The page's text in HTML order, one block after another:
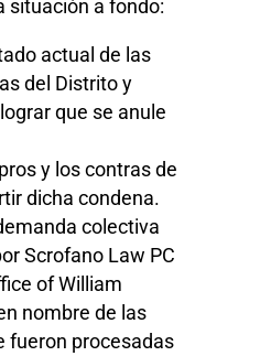
situación a fondo:
actual de las
del Distrito y
que se anule
y los contras de
dicha condena.
colectiva
Scrofano Law PC
of William
nombre de las
fueron procesadas